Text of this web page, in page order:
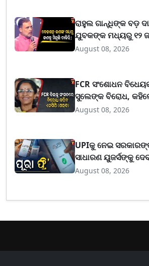
ରାହୁଲ ଗାନ୍ଧିଙ୍କ ବଡ଼
ଯୁବକଙ୍କ ମଧ୍ୟରୁ ୧୨
ଚାକିରି
August 08, 2026
FCR ସଂଶୋଧନ
ସୁଲେଙ୍କ ବିରୋଧ,
August 08, 2026
UPIକୁ ନେଇ
ସାଧାରଣ ୟୁଜର୍ସଙ୍କୁ
ଚାର୍ଜ; ବ୍ୟବସାୟୀଙ୍କ
August 08, 2026